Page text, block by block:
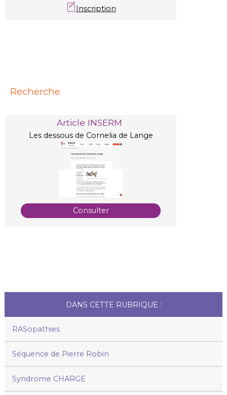
Inscription
Recherche
Article INSERM
Les dessous de Cornelia de Lange
Consulter
DANS CETTE RUBRIQUE :
RASopathies
Séquence de Pierre Robin
Syndrome CHARGE